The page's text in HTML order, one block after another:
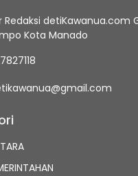
Redaksi detiKawanua.com
Kota Manado